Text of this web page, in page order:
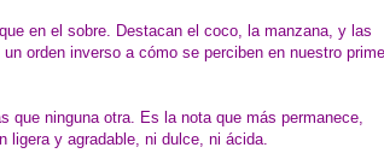
en el sobre. Destacan el coco, la manzana, y las
orden inverso a cómo se perciben en nuestro
que ninguna otra. Es la nota que más permanece,
ligera y agradable, ni dulce, ni ácida.